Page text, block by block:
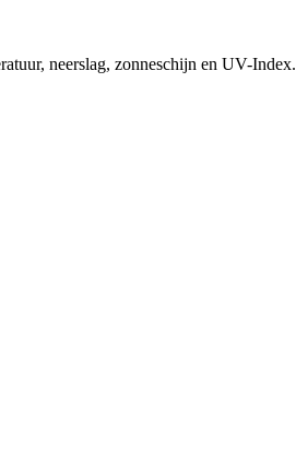
neerslag, zonneschijn en UV-Index.